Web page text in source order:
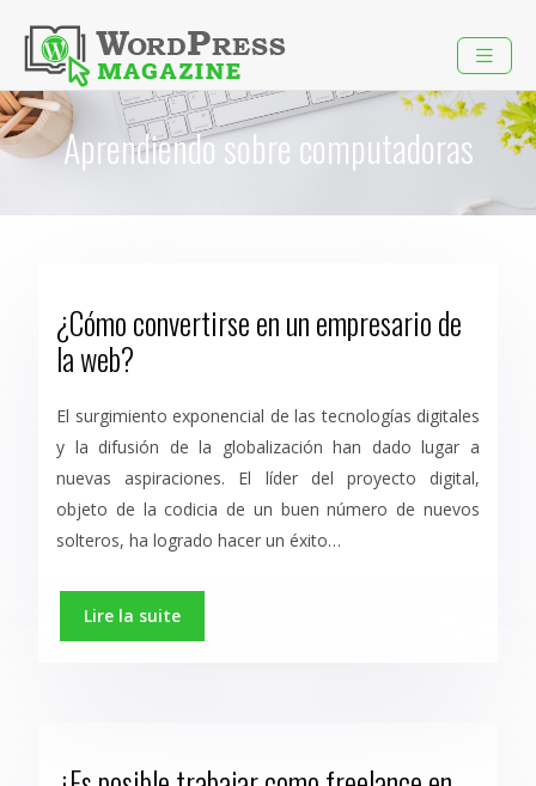
Aprendiendo sobre computadoras
¿Cómo convertirse en un empresario de
la web?
El surgimiento exponencial de las tecnologías digitales
y la difusión de la globalización han dado lugar a
nuevas aspiraciones. El líder del proyecto digital,
objeto de la codicia de un buen número de nuevos
solteros, ha logrado hacer un éxito…
Lire la suite